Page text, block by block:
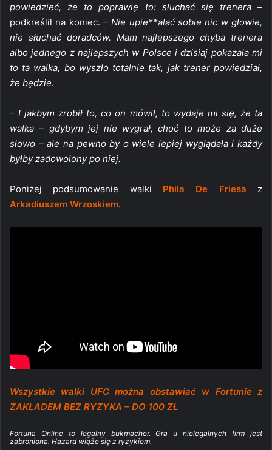
powiedzieć, że to poprawię to: słuchać się trenera –
podkreślił na koniec. – Nie upie**alać sobie nic w głowie,
nie słuchać doradców. Mam najlepszego chyba trenera
albo jednego z najlepszych w Polsce i dzisiaj pokazała mi
to ta walka, bo wyszło totalnie tak, jak trener powiedział,
że będzie.
– I jakbym zrobił to, co on mówił, to wydaje mi się, że ta
walka – gdybym jej nie wygrał, choć to może za duże
słowo – ale na pewno by o wiele lepiej wyglądała i każdy
byłby zadowolony po niej.
Poniżej podsumowanie walki Phila De Friesa z
Arkadiuszem Wrzoskiem.
Wszystkie walki UFC można obstawiać w Fortunie z
ZAKŁADEM BEZ RYZYKA – DO 100 ZŁ
Fortuna Online to legalny bukmacher. Gra u nielegalnych firm jest
zabroniona. Hazard wiąże się z ryzykiem.